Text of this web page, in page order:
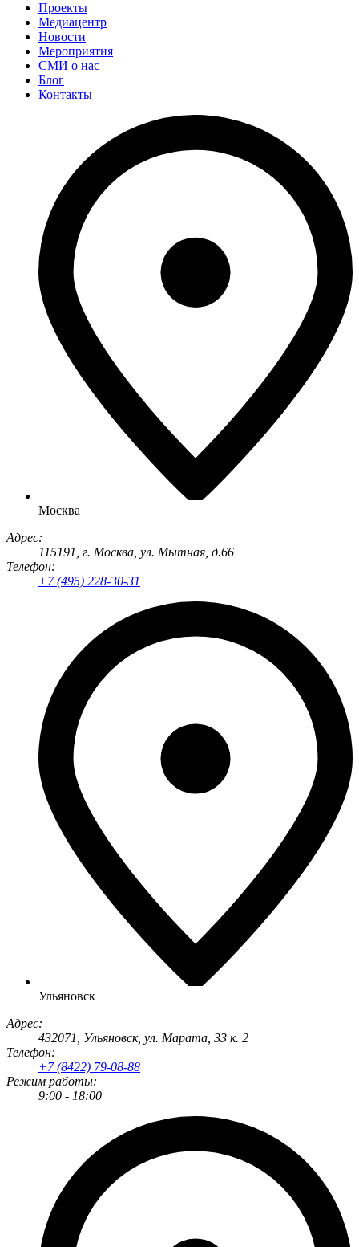
Проекты
Медиацентр
Новости
Мероприятия
СМИ о нас
Блог
Контакты
Москва
Адрес:
115191 , г. Москва ул. Мытная, д.66
Телефон:
+7 (495) 228-30-31
Ульяновск
Адрес:
432071
Ульяновск, ул. Марата, 33 к. 2
Телефон:
+7 (8422) 79-08-88
Режим работы:
9:00 - 18:00